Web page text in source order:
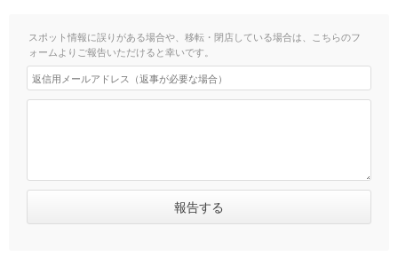
スポット情報に誤りがある場合や、移転・閉店している場合は、こちらのフ
ォームよりご報告いただけると幸いです。